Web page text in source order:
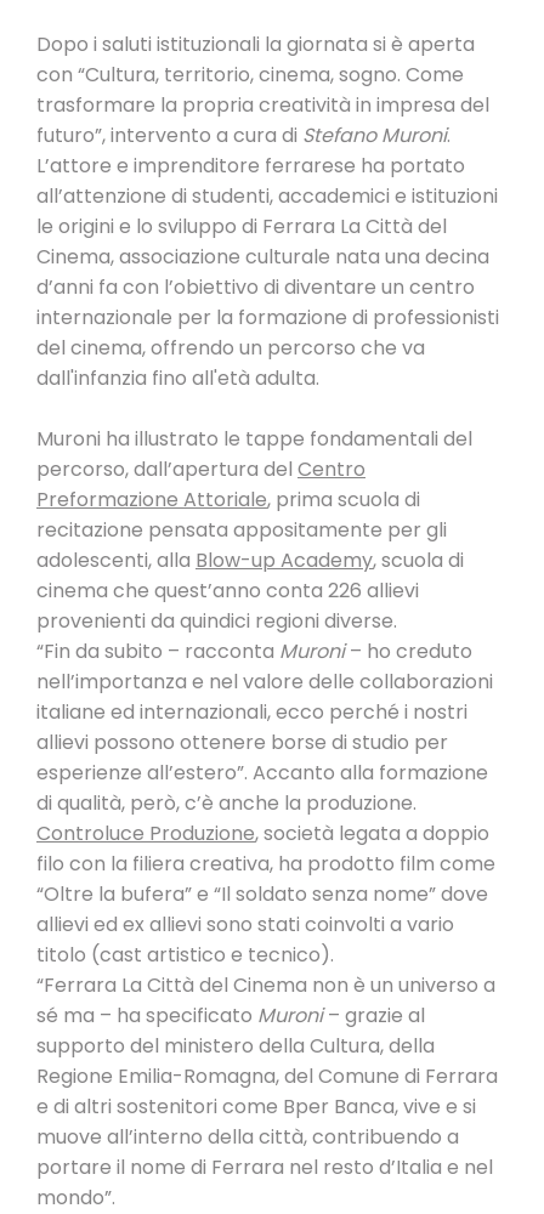
Dopo i saluti istituzionali la giornata si è aperta
con “Cultura, territorio, cinema, sogno. Come
trasformare la propria creatività in impresa del
futuro”, intervento a cura di Stefano Muroni.
L’attore e imprenditore ferrarese ha portato
all’attenzione di studenti, accademici e istituzioni
le origini e lo sviluppo di Ferrara La Città del
Cinema, associazione culturale nata una decina
d’anni fa con l’obiettivo di diventare un centro
internazionale per la formazione di professionisti
del cinema, offrendo un percorso che va
dall'infanzia fino all'età adulta.
Muroni ha illustrato le tappe fondamentali del
percorso, dall’apertura del Centro
Preformazione Attoriale, prima scuola di
recitazione pensata appositamente per gli
adolescenti, alla Blow-up Academy, scuola di
cinema che quest’anno conta 226 allievi
provenienti da quindici regioni diverse.
“Fin da subito – racconta Muroni– ho creduto
nell’importanza e nel valore delle collaborazioni
italiane ed internazionali, ecco perché i nostri
allievi possono ottenere borse di studio per
esperienze all’estero”. Accanto alla formazione
di qualità, però, c’è anche la produzione.
Controluce Produzione, società legata a doppio
filo con la filiera creativa, ha prodotto film come
“Oltre la bufera” e “Il soldato senza nome” dove
allievi ed ex allievi sono stati coinvolti a vario
titolo (cast artistico e tecnico).
“Ferrara La Città del Cinema non è un universo a
sé ma – ha specificato Muroni– grazie al
supporto del ministero della Cultura, della
Regione Emilia-Romagna, del Comune di Ferrara
e di altri sostenitori come Bper Banca, vive e si
muove all’interno della città, contribuendo a
portare il nome di Ferrara nel resto d’Italia e nel
mondo”.